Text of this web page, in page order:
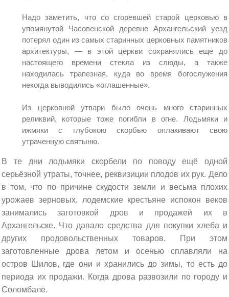
Надо заметить, что со сгоревшей старой церковью в
упомянутой Часовенской деревне Архангельский уезд
потерял один из самых старинных церковных памятников
архитектуры, — в этой церкви сохранялись еще до
настоящего времени стекла из слюды, а также
находилась трапезная, куда во время богослужения
некогда выводились «оглашенные».
Из церковной утвари было очень много старинных
реликвий, которые тоже погибли в огне. Лодьмяки и
ижмяки с глубокою скорбью оплакивают свою
утраченную святыню.
В те дни лодьмяки скорбели по поводу ещё одной
серьёзной утраты, точнее, реквизиции плодов их рук. Дело
в том, что по причине скудости земли и весьма плохих
урожаев зерновых, лодемские крестьяне испокон веков
занимались заготовкой дров и продажей их в
Архангельске. Что давало средства для покупки хлеба и
других продовольственных товаров. При этом
заготовленные дрова летом и осенью сплавляли на
остров Шилов, где они и хранились до зимы, то есть до
периода их продажи. Когда дрова развозили по городу и
Соломбале.